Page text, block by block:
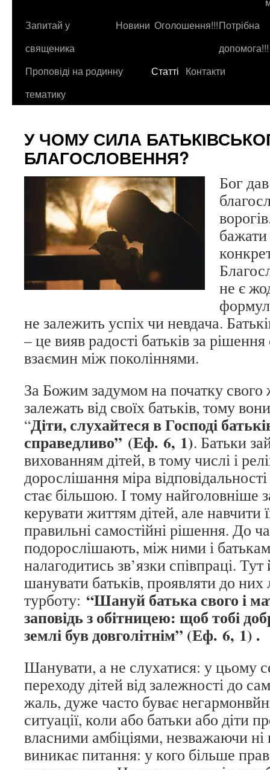
контенту
Запитай у
священика
Новини Оголошення!!!Потрібна
допомога!!!
Проповіді на родинну
тематику
Статті Контакти
У ЧОМУ СИЛА
БЛАГОСЛОВЕННЯ?
Бог
бажати
не є
не залежить успіх чи невдача.
– це вияв радості батьків за
взаємин між поколіннями.
За Божим задумом на початку свого
залежать від своїх батьків, тому
“Діти, слухайтеся в Господі
справедливо” (Еф. 6, 1). Батьки
вихованням дітей, в тому числі і
дорослішання міра
стає більшою. І тому найголовніше
керувати життям дітей, але навчити
правильні самостійні рішення. До
подорослішають, між ними і
налагодитись зв’язки співпраці.
шанувати батьків, проявляти до
турботу: “Шануй батька свого і
заповідь з обітницею: щоб тобі
землі був довголітнім” (Еф. 6, 1) .
Шанувати, а не слухатися: у цьому
переходу дітей від залежності до
жаль, дуже часто буває
ситуації, коли або батьки або діти
власними амбіціями, незважаючи ні
виникає питання: у кого більше